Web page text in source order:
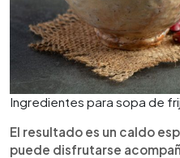
Ingredientes para sopa de
El resultado es un caldo
puede disfrutarse